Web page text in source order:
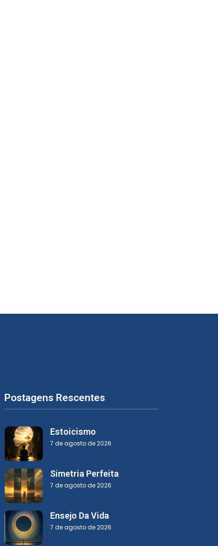
Postagens Rescentes
Estoicismo
7 de agosto de 2026
Simetria Perfeita
7 de agosto de 2026
Ensejo Da Vida
7 de agosto de 2026